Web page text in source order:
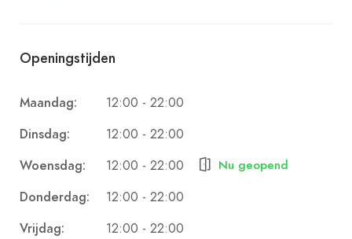
die geïmporteerd worden vanuit Turkije. De Turkse
specialiteiten zullen uiteraard worden voorbereid
met deze ingrediënten. Daarmee wordt er een
eigen draai van Marti aan de gerechten gegeven.
Openingstijden
Maandag: 12:00 - 22:00
Dinsdag: 12:00 - 22:00
Woensdag: 12:00 - 22:00 Nu geopend
Donderdag: 12:00 - 22:00
Vrijdag: 12:00 - 22:00